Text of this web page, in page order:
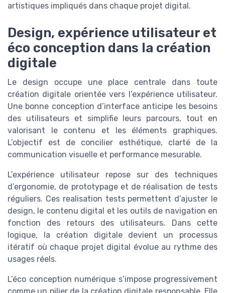
artistiques impliqués dans chaque projet digital.
Design, expérience utilisateur et
éco conception dans la création
digitale
Le design occupe une place centrale dans toute
création digitale orientée vers l’expérience utilisateur.
Une bonne conception d’interface anticipe les besoins
des utilisateurs et simplifie leurs parcours, tout en
valorisant le contenu et les éléments graphiques.
L’objectif est de concilier esthétique, clarté de la
communication visuelle et performance mesurable.
L’expérience utilisateur repose sur des techniques
d’ergonomie, de prototypage et de réalisation de tests
réguliers. Ces realisation tests permettent d’ajuster le
design, le contenu digital et les outils de navigation en
fonction des retours des utilisateurs. Dans cette
logique, la création digitale devient un processus
itératif où chaque projet digital évolue au rythme des
usages réels.
L’éco conception numérique s’impose progressivement